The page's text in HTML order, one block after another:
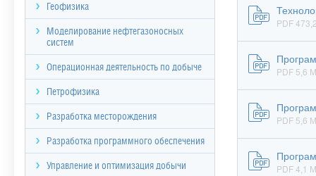
Геофизика
Моделирование нефтегазоносных
систем
Операционная деятельность по добыче
Петрофизика
Разработка месторождения
Разработка программного обеспечения
Управление и оптимизация добычи
PDF
PDF 5,6
PDF 5,6
PDF 4,1